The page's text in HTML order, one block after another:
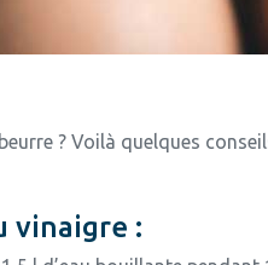
? Voilà quelques
vinaigre :